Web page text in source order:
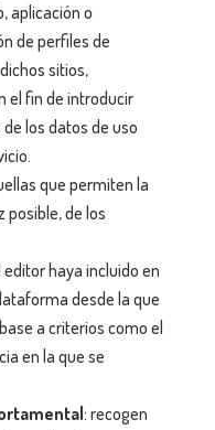
aplicación o
de perfiles de
sitios,
el fin de introducir
los datos de uso
que permiten la
posible, de los
haya incluido en
desde la que
a criterios como el
en la que se
: recogen